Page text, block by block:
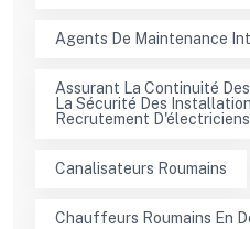
Agents De Maintenance
Assurant La Continuité
La Sécurité Des
Recrutement
Canalisateurs Roumains
Chauffeurs Roumains En